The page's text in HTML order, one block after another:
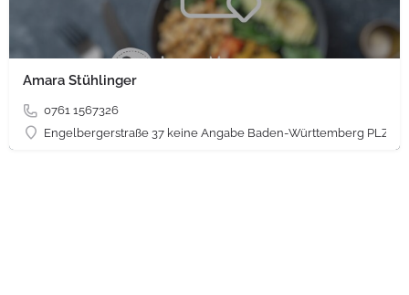
Amara Stühlinger
0761 1567326
Engelbergerstraße 37 keine Angabe Baden-Württemberg PLZ